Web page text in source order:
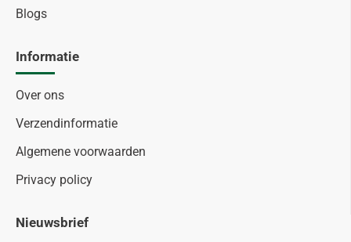
Blogs
Informatie
Over ons
Verzendinformatie
Algemene voorwaarden
Privacy policy
Nieuwsbrief